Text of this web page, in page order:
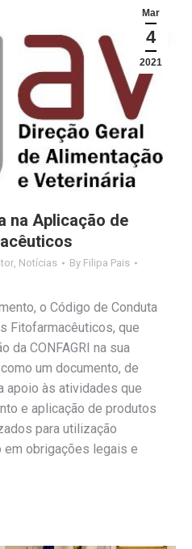
Mar
4
2021
na Aplicação de
, Notícias By Filipa Pais
o Código de Conduta
Fitofarmacêuticos, que
da CONFAGRI na sua
um documento, de
apoio às atividades que
e aplicação de produtos
para utilização
obrigações legais e